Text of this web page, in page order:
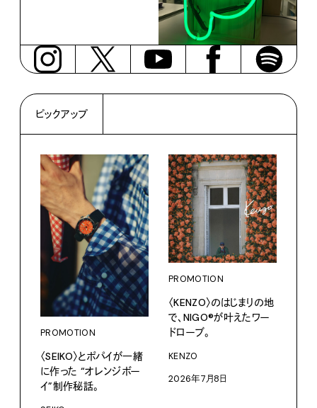
ピックアップ
PROMOTION
〈SEIKO〉とポパイが一緒
に作った “オレンジボー
イ”制作秘話。
PROMOTION
〈KENZO〉のはじまりの地
で、NIGO®が叶えたワー
ドローブ。
KENZO
2026年7月8日